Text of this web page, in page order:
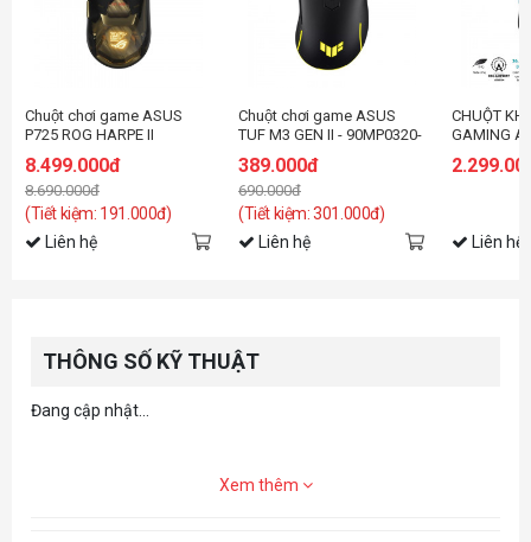
Chuột chơi game ASUS
P725 ROG HARPE II
8.499.000đ
8.690.000đ
(Tiết kiệm: 191.000đ)
Liên hệ
Chuột chơi game ASUS
TUF M3 GEN II - 90MP0320-
389.000đ
690.000đ
(Tiết kiệm: 301.000đ)
Liên hệ
CHUỘT
GAMING
BLACK
Liên hệ
THÔNG SỐ KỸ THUẬT
Đang cập nhật...
Xem thêm